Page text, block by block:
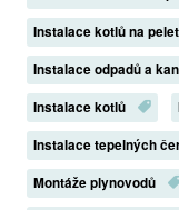
Instalace kotlů na
Instalace odpadů a
Instalace kotlů
Instalace tepelných
Montáže plynovodů